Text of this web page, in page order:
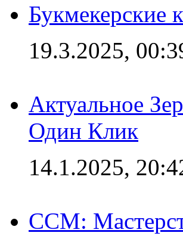
Букмекерские
19.3.2025,
Актуальное
Один Клик
14.1.2025,
CCM: